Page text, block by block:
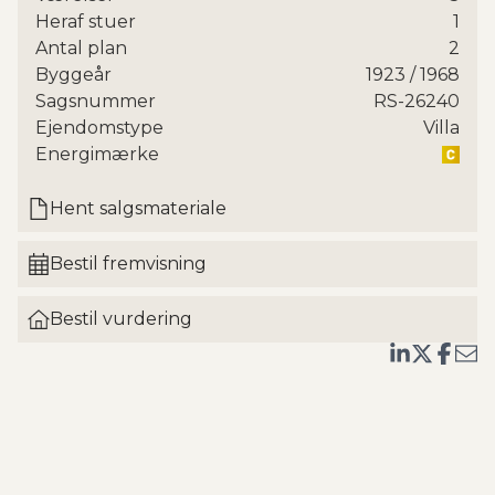
Boligarealet på 225 m² suppleres af udnyttet
loftrum og en stor kælder, hvilket giver en
imponerende fleksibilitet i planløsningen. I stueplan
bydes du velkommen i en smuk hall med
gæstetoilet, og herfra åbner huset sig videre med
et nyere køkken i ældre, charmerende stil.
højloftede spisestue, som har direkte udgang til
udelivet kan nydes i fulde drag. Dertil kommer to
elegant og klassisk præg.
På førstesalen finder du et lækkert badeværelse
Heraf stuer
1
Antal plan
2
Byggeår
1923 / 1968
Sagsnummer
RS-26240
Ejendomstype
Villa
Energimærke
Hent salgsmateriale
Bestil fremvisning
Bestil vurdering